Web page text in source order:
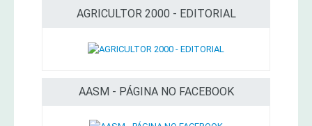
AGRICULTOR 2000 - EDITORIAL
AASM - PÁGINA NO FACEBOOK